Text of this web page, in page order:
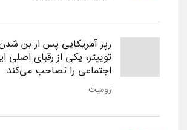
رپر آمریکایی پس از بن
توییتر، یکی از رقبای اصلی
اجتماعی را تصاحب می‌کند
زومیت